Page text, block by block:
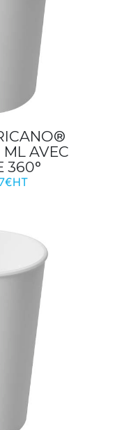
AVEC
360°